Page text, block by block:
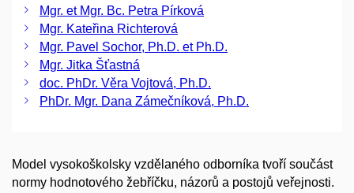
Mgr. et Mgr. Bc. Petra Pírková
Mgr. Kateřina Richterová
Mgr. Pavel Sochor, Ph.D. et Ph.D.
Mgr. Jitka Šťastná
doc. PhDr. Věra Vojtová, Ph.D.
PhDr. Mgr. Dana Zámečníková, Ph.D.
Model vysokoškolsky vzdělaného odborníka tvoří součást
normy hodnotového žebříčku, názorů a postojů veřejnosti.